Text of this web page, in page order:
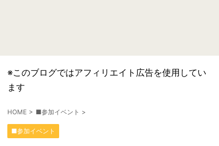
※このブログではアフィリエイト広告を使用してい
ます
HOME > ■参加イベント >
■参加イベント